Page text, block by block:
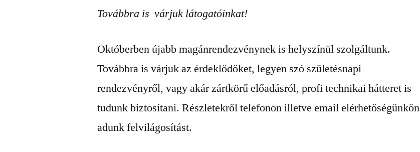
Továbbra is várjuk látogatóinkat!
Októberben újabb magánrendezvénynek is helyszínül szolgáltunk.
Továbbra is várjuk az érdeklődőket, legyen szó születésnapi
rendezvényről, vagy akár zártkörű előadásról, profi technikai hátteret is
tudunk biztosítani. Részletekről telefonon illetve email elérhetőségünkön
adunk felvilágosítást.